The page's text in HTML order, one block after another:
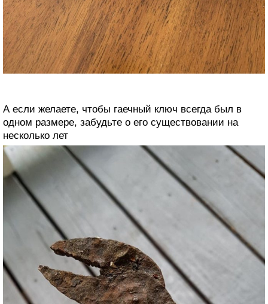
А если желаете, чтобы гаечный ключ всегда был в
одном размере, забудьте о его существовании на
несколько лет